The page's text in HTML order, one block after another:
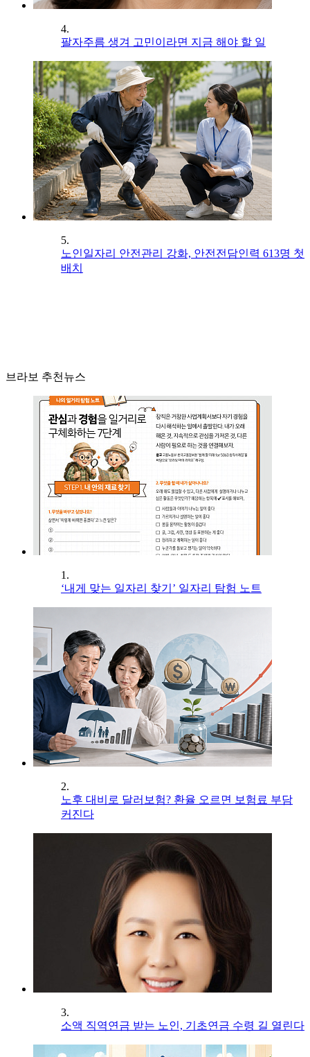
4.
팔자주름 생겨 고민이라면 지금 해야 할 일
5.
노인일자리 안전관리 강화, 안전전담인력 613명 첫
배치
브라보 추천뉴스
1.
‘내게 맞는 일자리 찾기’ 일자리 탐험 노트
2.
노후 대비로 달러보험? 환율 오르면 보험료 부담
커진다
3.
소액 직역연금 받는 노인, 기초연금 수령 길 열린다